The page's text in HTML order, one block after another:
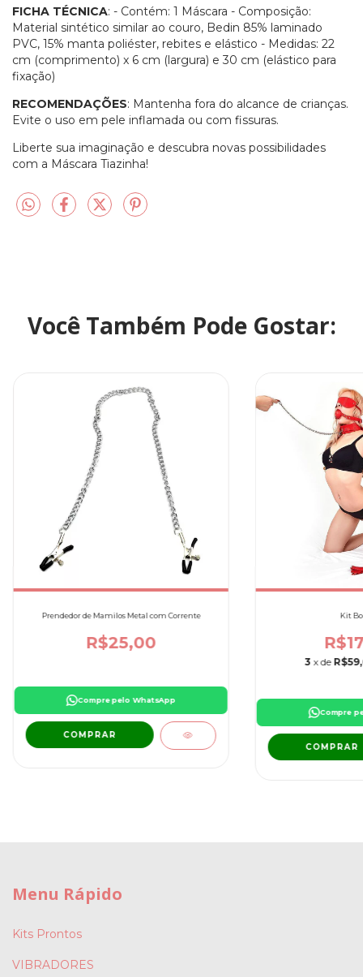
FICHA TÉCNICA: - Contém: 1 Máscara - Composição:
Material sintético similar ao couro, Bedin 85% laminado
PVC, 15% manta poliéster, rebites e elástico - Medidas: 22
cm (comprimento) x 6 cm (largura) e 30 cm (elástico para
fixação)
RECOMENDAÇÕES: Mantenha fora do alcance de crianças.
Evite o uso em pele inflamada ou com fissuras.
Liberte sua imaginação e descubra novas possibilidades
com a Máscara Tiazinha!
Você Também Pode Gostar:
Prendedor de Mamilos Metal com Corrente
R$25,00
Compre pelo WhatsApp
COMPRAR
Kit
3 x de
Compre
COMPRAR
Menu Rápido
Kits Prontos
VIBRADORES